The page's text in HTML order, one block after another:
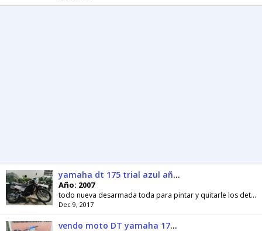
yamaha dt 175 trial azul año 2007 original
Año: 2007
todo nueva desarmada toda para pintar y quitarle los detalles todo todo nuevo y original acepto cambios mas información llamar al 04141447415 o...
Dec 9, 2017
vendo moto DT yamaha 175 Enduro